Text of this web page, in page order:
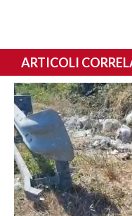
ARTICOLI